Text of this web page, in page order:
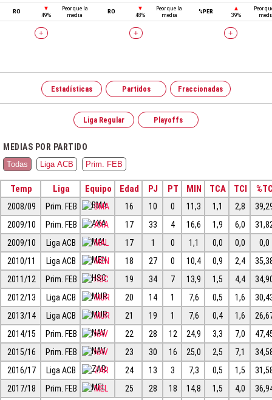
RO
▼
49%
Peor que la
media
+
RO
▼
48%
Peor que la
media
+
%PER
▲
39%
Peor
+
Estadísticas Partidos Fraccionadas
Liga Regular Playoffs
MEDIAS POR PARTIDO
Todas Liga ACB Prim. FEB
Temp Liga Equipo Edad PJ PT MIN TCA TCI
2008/09 Prim. FEB BMA 16 10 0 11,3 1,1 2,8
2009/10
Prim. FEB AXA 17 33 4 16,6 1,9 6,0
2009/10
Liga ACB MAL 17 1 0 1,1 0,0 0,0
0,0
2010/11
Liga ACB MEN 18 27 0 10,4 0,9 2,4
2011/12
Prim. FEB HSC 19 34 7 13,9 1,5 4,4
2012/13
Liga ACB MUR 20 14 1 7,6 0,5 1,6
2013/14
Liga ACB MUR 21 19 1 7,6 0,4 1,6
2014/15
Prim. FEB NAV 22 28 12 24,9 3,3 7,0
2015/16
Prim. FEB NAV 23 30 16 25,0 2,5 7,1
2016/17
Liga ACB ZAR 24 13 3 7,3 0,5 1,5
2017/18
Prim. FEB MEL 25 28 18 14,8 1,5 4,0